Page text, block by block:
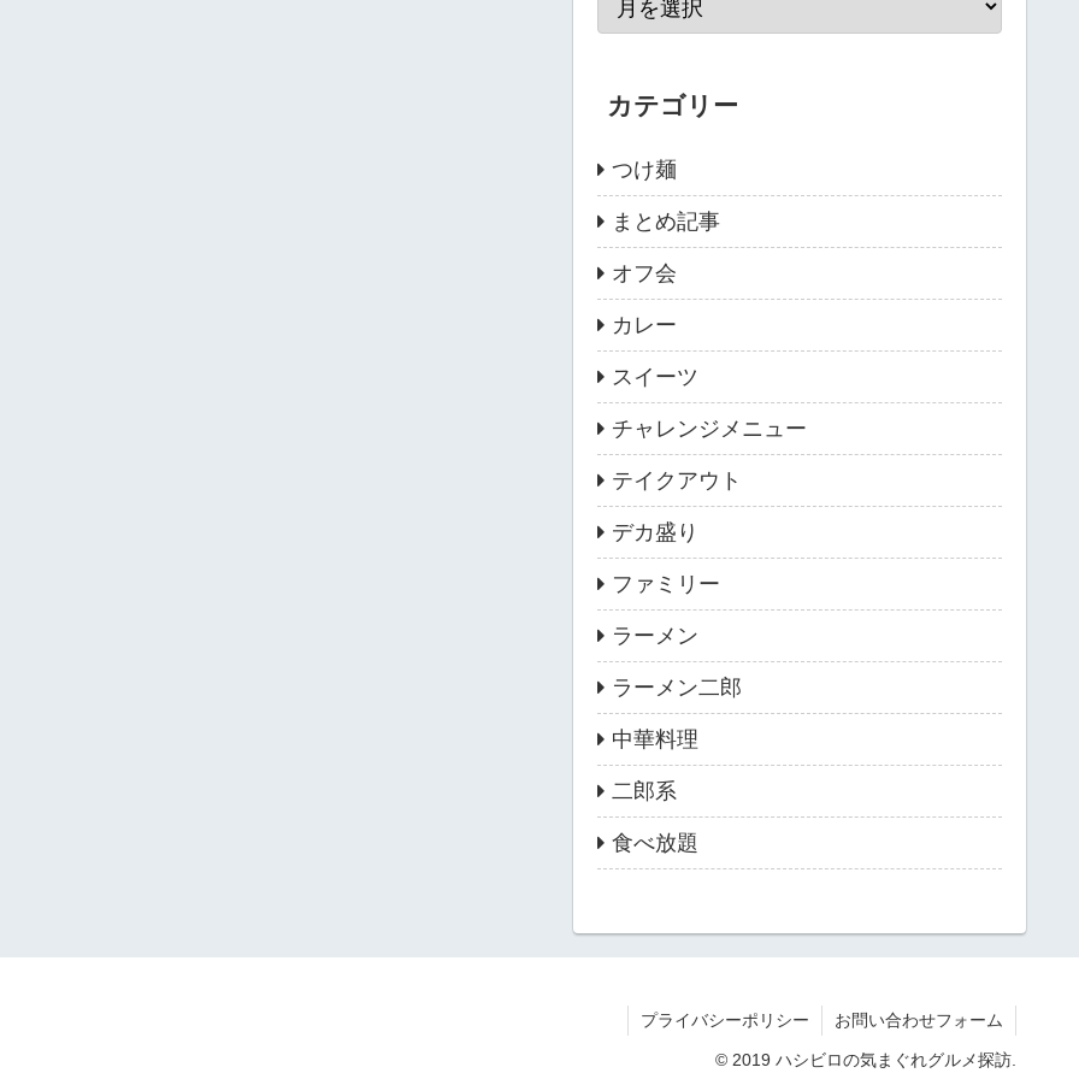
カテゴリー
つけ麺
まとめ記事
オフ会
カレー
スイーツ
チャレンジメニュー
テイクアウト
デカ盛り
ファミリー
ラーメン
ラーメン二郎
中華料理
二郎系
食べ放題
プライバシーポリシー お問い合わせフォーム
© 2019 ハシビロの気まぐれグルメ探訪.